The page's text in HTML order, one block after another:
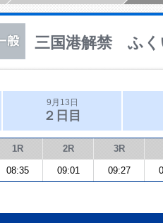
三国港解禁 ふく
9月13日
２日目
1R 2R 3R
08:35 09:01 09:27